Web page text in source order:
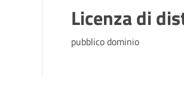
Licenza di
pubblico dominio